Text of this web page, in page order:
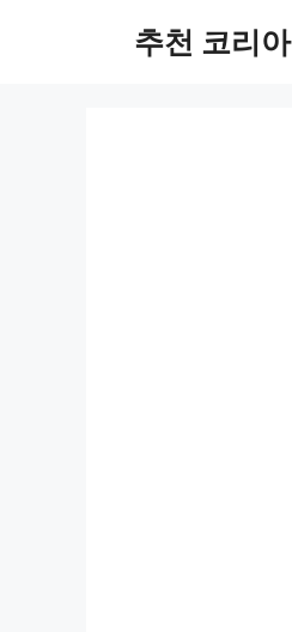
추천 코리아